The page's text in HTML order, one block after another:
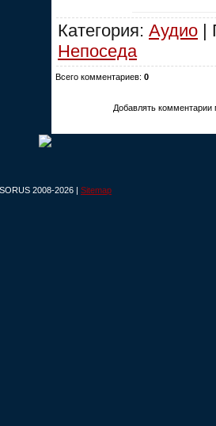
Категория: Аудио |
Непоседа
Всего комментариев: 0
Добавлять комментарии
SORUS 2008-2026 | Sitemap